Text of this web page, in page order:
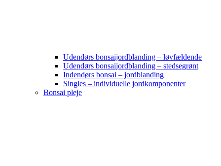
Udendørs bonsaijordblanding – løvfældende
Udendørs bonsaijordblanding – stedsegrønt
Indendørs bonsai – jordblanding
Singles – individuelle jordkomponenter
Bonsai pleje